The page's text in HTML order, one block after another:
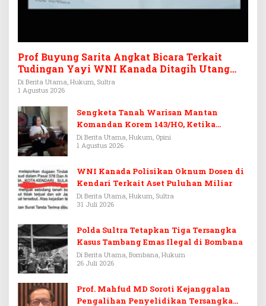
Prof Buyung Sarita Angkat Bicara Terkait
Tudingan Yayi WNI Kanada Ditagih Utang
Rp3,6 Miliar
Di Berita Utama, Hukum, Sultra
1 Agustus 2026
Sengketa Tanah Warisan Mantan
Komandan Korem 143/HO, Ketika
Warisan Menjadi Arena Pemerasan
Di Berita Utama, Hukum, Opini
1 Agustus 2026
WNI Kanada Polisikan Oknum Dosen di
Kendari Terkait Aset Puluhan Miliar
Di Berita Utama, Hukum, Sultra
31 Juli 2026
Polda Sultra Tetapkan Tiga Tersangka
Kasus Tambang Emas Ilegal di Bombana
Di Berita Utama, Bombana, Hukum
26 Juli 2026
Prof. Mahfud MD Soroti Kejanggalan
Pengalihan Penyelidikan Tersangka